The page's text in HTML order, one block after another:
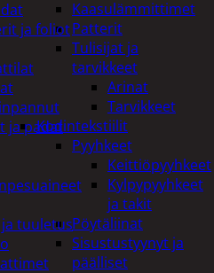
Kaasulämmittimet
Patterit
Tulisijat ja
tarvikkeet
Arinat
Tarvikkeet
Kodintekstiilit
Pyyhkeet
Keittiöpyyhkeet
Kylpypyyhkeet
ja takit
Pöytäliinat
Sisustustyynyt ja
päälliset
ja foliot
ja padat
tuuletus